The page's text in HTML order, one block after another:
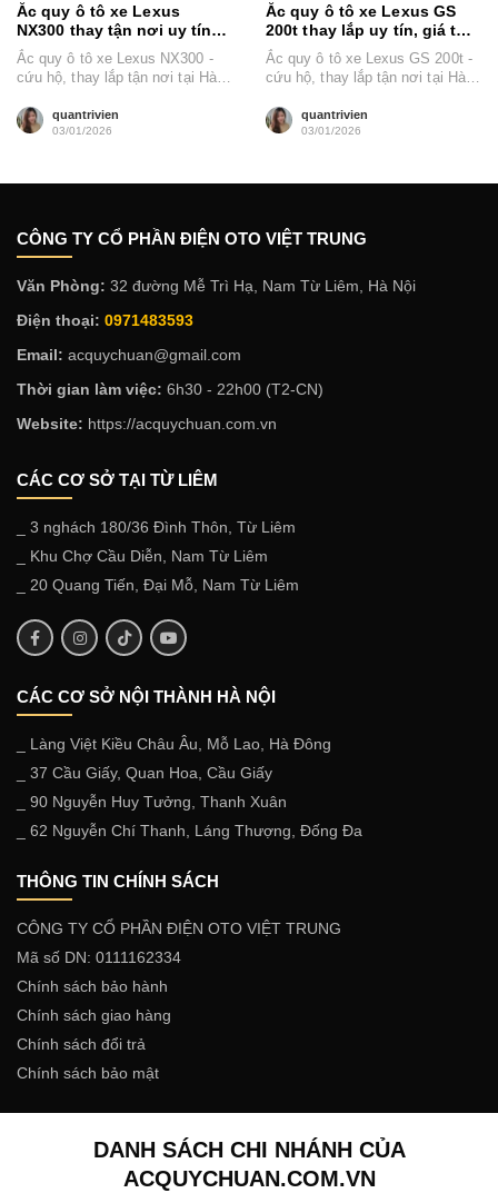
Ắc quy ô tô xe Lexus
NX300 thay tận nơi uy tín
tại Hà Nội 2026
Ắc quy ô tô xe Lexus NX300 -
cứu hộ, thay lắp tận nơi tại Hà
quantrivien
03/01/2026
Ắc quy ô tô xe Lexus GS
200t thay lắp uy tín, giá tốt
Hà Nội 2026
Ắc quy ô tô xe Lexus GS 200t -
cứu hộ, thay lắp tận nơi tại Hà
quantrivien
03/01/2026
CÔNG TY CỔ PHẦN ĐIỆN OTO VIỆT TRUNG
Văn Phòng: 32 đường Mễ Trì Hạ, Nam Từ Liêm, Hà Nội
Điện thoại: 0971483593
Email: acquychuan@gmail.com
Thời gian làm việc: 6h30 - 22h00 (T2-CN)
Website: https://acquychuan.com.vn
CÁC CƠ SỞ TẠI TỪ LIÊM
_ 3 nghách 180/36 Đình Thôn, Từ Liêm
_ Khu Chợ Cầu Diễn, Nam Từ Liêm
_ 20 Quang Tiến, Đại Mỗ, Nam Từ Liêm
CÁC CƠ SỞ NỘI THÀNH HÀ NỘI
_ Làng Việt Kiều Châu Âu, Mỗ Lao, Hà Đông
_ 37 Cầu Giấy, Quan Hoa, Cầu Giấy
_ 90 Nguyễn Huy Tưởng, Thanh Xuân
_ 62 Nguyễn Chí Thanh, Láng Thượng, Đống Đa
THÔNG TIN CHÍNH SÁCH
CÔNG TY CỔ PHẦN ĐIỆN OTO VIỆT TRUNG
Mã số DN: 0111162334
Chính sách bảo hành
Chính sách giao hàng
Chính sách đổi trả
Chính sách bảo mật
DANH SÁCH CHI NHÁNH CỦA
ACQUYCHUAN.COM.VN